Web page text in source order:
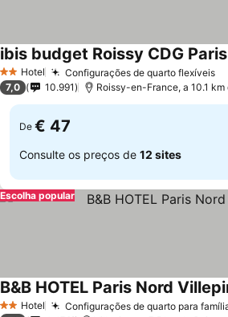
2 Estrelas
Hotel Configurações de quarto flexíveis
ibis budget Roissy CDG
7,0 10.991 Roissy-en-France, a 10.1 km
De € 47
Consulte os preços de 12 sites
Escolha popular
2 Estrelas
Hotel Configurações de quarto para
B&B HOTEL Paris Nord